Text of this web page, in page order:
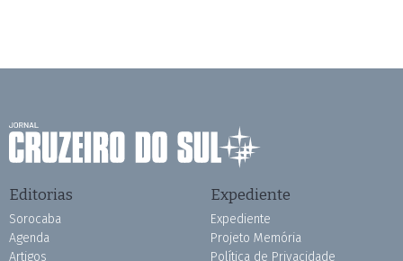
Editorias
Sorocaba
Agenda
Artigos
Expediente
Expediente
Projeto Memória
Política de Privacidade